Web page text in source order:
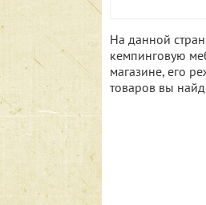
На данной
кемпинговую
магазине, его
товаров вы